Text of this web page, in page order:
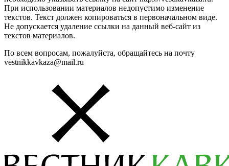
При использовании материалов недопустимо изменение
текстов. Текст должен копироваться в первоначальном виде.
Не допускается удаление ссылки на данный веб-сайт из
текстов материалов.
По всем вопросам, пожалуйста, обращайтесь на почту
vestnikkavkaza@mail.ru